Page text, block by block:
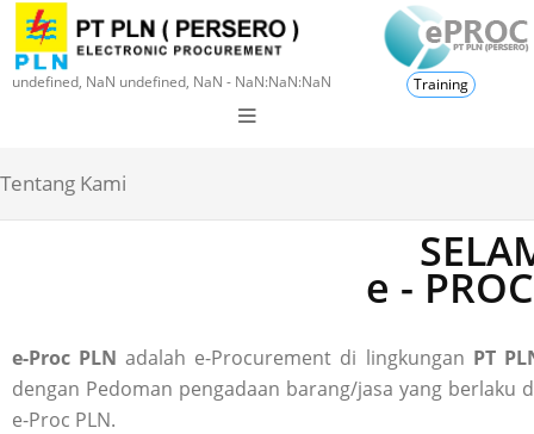
undefined, NaN undefined, NaN - NaN:NaN:NaN Training
Tentang Kami
e -
e-Proc PLN adalah e-Procurement di lingkungan PT
dengan Pedoman pengadaan barang/jasa yang berlaku
e-Proc PLN.